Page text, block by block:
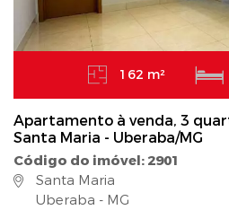
162 m²
Apartamento à venda, 3
Santa Maria - Uberaba/MG
Código do imóvel: 2901
Santa Maria
Uberaba - MG